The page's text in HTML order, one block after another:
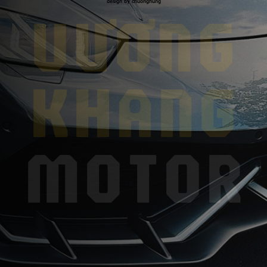
design by chuonghung
VƯƠNG
KHANG
MOTOR